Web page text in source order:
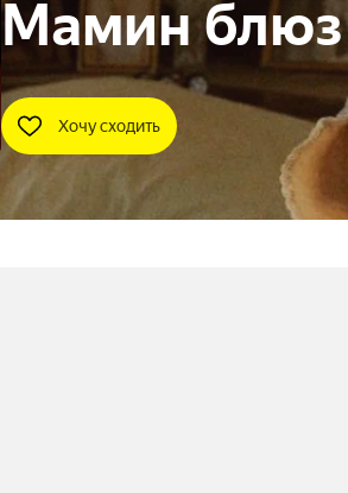
Мамин блюз
Хочу сходить